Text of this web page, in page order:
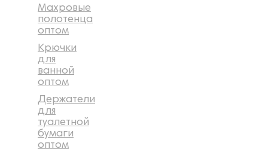
Махровые
полотенца
оптом
Крючки
для
ванной
оптом
Держатели
для
туалетной
бумаги
оптом